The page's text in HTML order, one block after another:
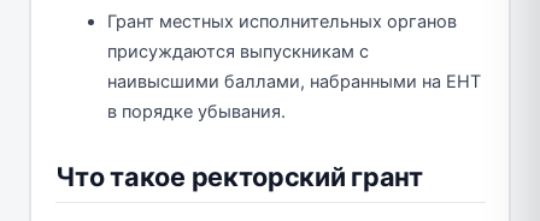
Грант местных исполнительных органов
присуждаются выпускникам с
наивысшими баллами, набранными на ЕНТ
в порядке убывания.
Что такое ректорский грант